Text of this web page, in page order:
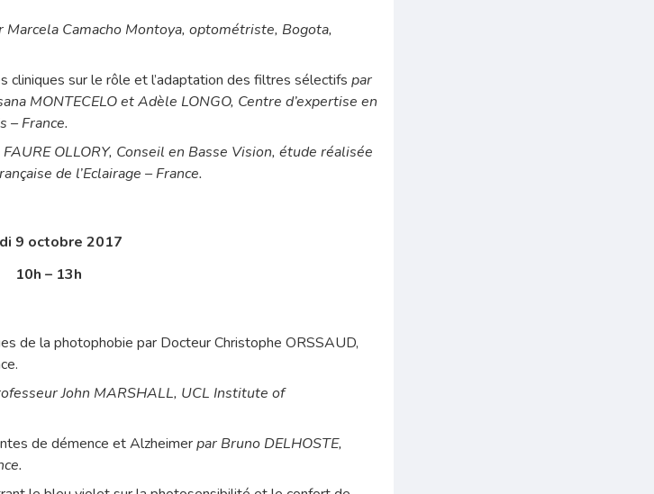
Marcela Camacho Montoya, optométriste, Bogota,
cliniques sur le rôle et l’adaptation des filtres sélectifspar
MONTECELO et Adèle LONGO, Centre d’expertise en
– France.
OLLORY, Conseil en Basse Vision, étude réalisée
de l’Eclairage – France.
9 octobre 2017
10h – 13h
de la photophobie par Docteur Christophe ORSSAUD,
John MARSHALL, UCL Institute of
de démence et Alzheimerpar Bruno DELHOSTE,